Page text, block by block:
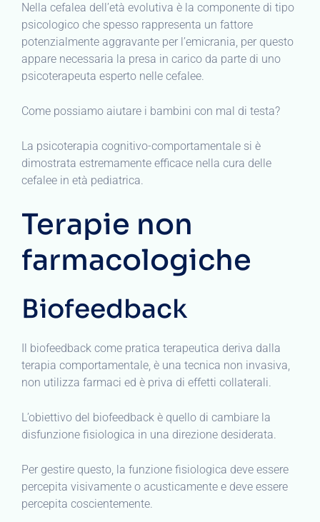
Nella cefalea dell’età evolutiva è la componente di tipo
psicologico che spesso rappresenta un fattore
potenzialmente aggravante per l’emicrania, per questo
appare necessaria la presa in carico da parte di uno
psicoterapeuta esperto nelle cefalee.
Come possiamo aiutare i bambini con mal di testa?
La psicoterapia cognitivo-comportamentale si è
dimostrata estremamente efficace nella cura delle
cefalee in età pediatrica.
Terapie non
farmacologiche
Biofeedback
Il biofeedback come pratica terapeutica deriva dalla
terapia comportamentale, è una tecnica non invasiva,
non utilizza farmaci ed è priva di effetti collaterali.
L’obiettivo del biofeedback è quello di cambiare la
disfunzione fisiologica in una direzione desiderata.
Per gestire questo, la funzione fisiologica deve essere
percepita visivamente o acusticamente e deve essere
percepita coscientemente.